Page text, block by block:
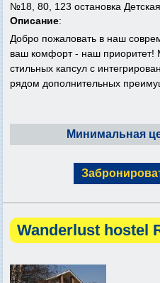
№18, 80, 123 остановка
Описание:
Добро пожаловать в наш
ваш комфорт - наш приоритет!
стильных капсул с
рядом дополнительных
Минимальная
Wanderlust hostel